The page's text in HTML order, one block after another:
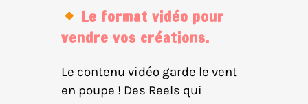
Le format vidéo pour
vendre vos créations.
Le contenu vidéo garde le vent
en poupe ! Des Reels qui